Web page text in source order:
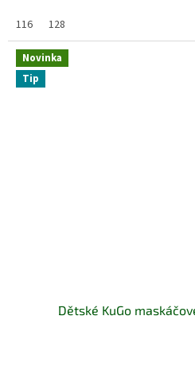
116
128
Novinka
Tip
Dětské KuGo